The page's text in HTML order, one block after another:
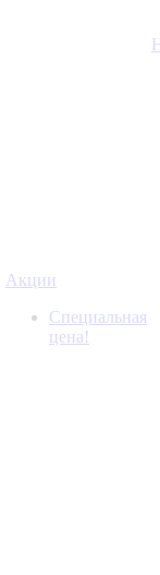
Акции
Специальная
цена!